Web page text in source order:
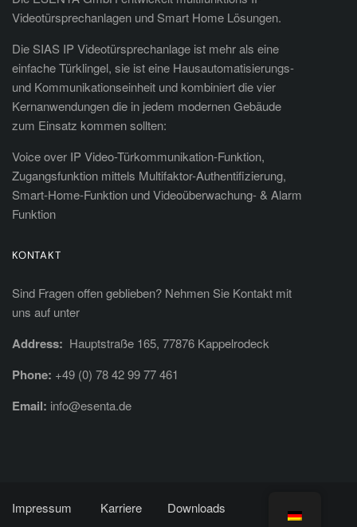
Videotürsprechanlagen und Smart Home Lösungen.
Die SIAS IP Videotürsprechanlage ist mehr als eine
einfache Türklingel, sie ist eine Hausautomatisierungs-
und Kommunikationseinheit und kombiniert die vier
Kernanwendungen die in jedem modernen Gebäude
zum Einsatz kommen sollten:
Voice over IP Video-Türkommunikation-Funktion,
Zugangsfunktion mittels Multifaktor-Authentifizierung,
Smart-Home-Funktion und Videoüberwachung- & Alarm
Funktion
KONTAKT
Sind Fragen offen geblieben? Nehmen Sie Kontakt mit
uns auf unter
Address: Hauptstraße 165, 77876 Kappelrodeck
Phone: +49 (0) 78 42 99 77 461
Email: info@esenta.de
Impressum Karriere Downloads